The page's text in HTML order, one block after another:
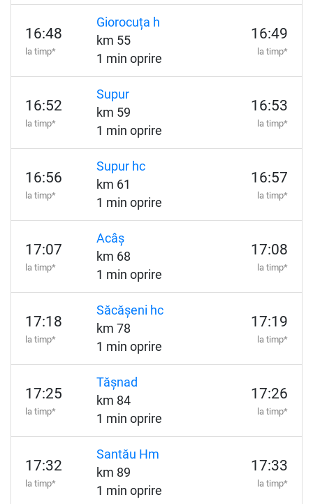
16:48
la timp*
Giorocuța h
km 55
1 min oprire
16:49
la timp*
16:52
la timp*
Supur
km 59
1 min oprire
16:53
la timp*
16:56
la timp*
Supur hc
km 61
1 min oprire
16:57
la timp*
17:07
la timp*
Acâș
km 68
1 min oprire
17:08
la timp*
17:18
la timp*
Săcășeni hc
km 78
1 min oprire
17:19
la timp*
17:25
la timp*
Tășnad
km 84
1 min oprire
17:26
la timp*
17:32
la timp*
Santău Hm
km 89
1 min oprire
17:33
la timp*